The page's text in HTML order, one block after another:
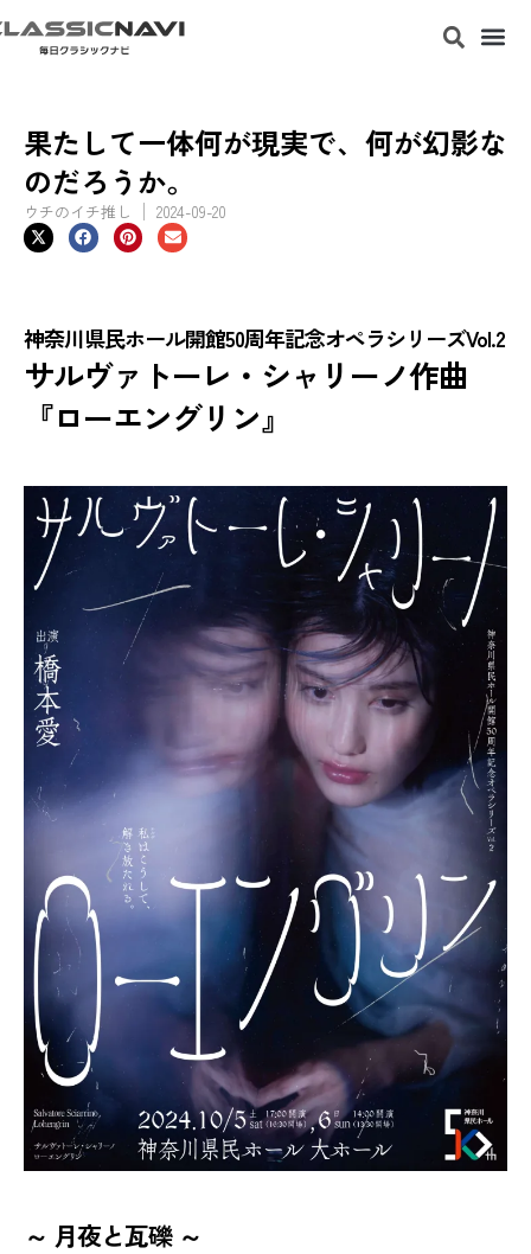
果たして一体何が現実で、何が幻影な
のだろうか。
ウチのイチ推し 2024-09-20
神奈川県民ホール開館50周年記念オペラシリーズVol.2
サルヴァトーレ・シャリーノ作曲
『ローエングリン』
～ 月夜と瓦礫 ～